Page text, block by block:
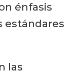
énfasis
estándares
las